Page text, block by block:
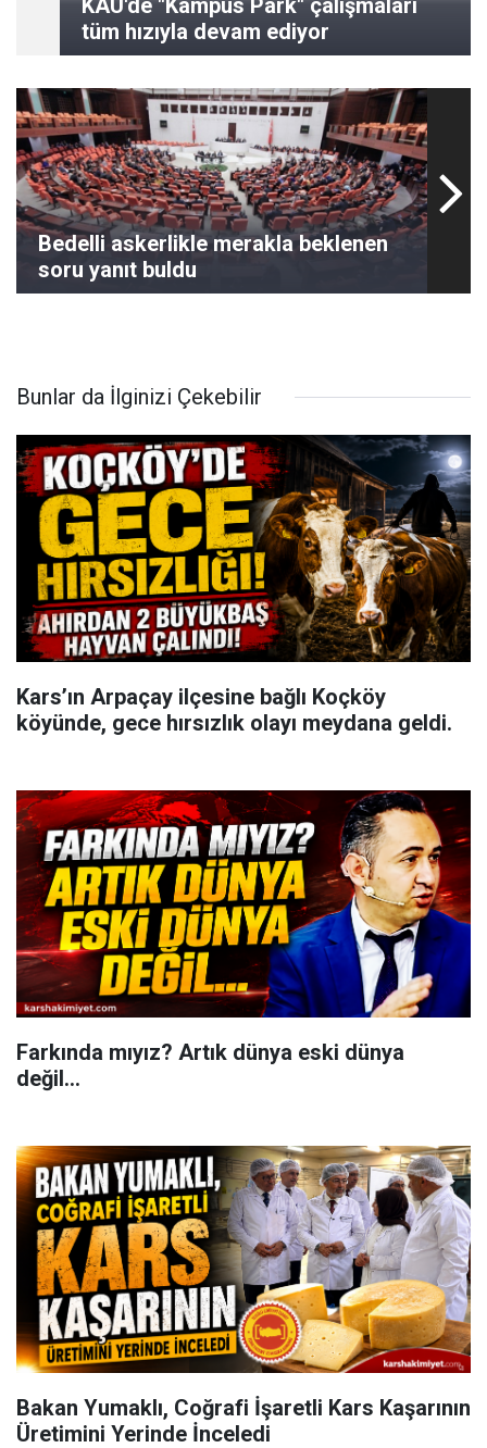
KAÜ'de "Kampüs Park" çalışmaları
tüm hızıyla devam ediyor
Bedelli askerlikle merakla beklenen
soru yanıt buldu
Bunlar da İlginizi Çekebilir
Kars’ın Arpaçay ilçesine bağlı Koçköy
köyünde, gece hırsızlık olayı meydana geldi.
Farkında mıyız? Artık dünya eski dünya
değil...
Bakan Yumaklı, Coğrafi İşaretli Kars Kaşarının
Üretimini Yerinde İnceledi